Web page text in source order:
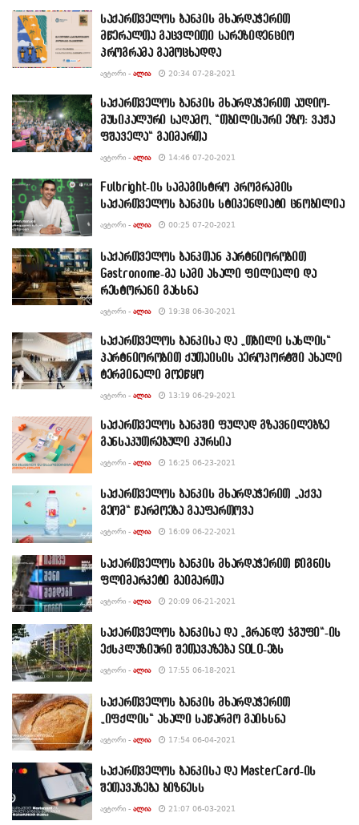
საქართველოს ბანკის მხარდაჭერით
მწერალთა გაცვლითი სარეზიდენციო
პროგრამა გამოცხადდა
ᲐᲕᲢᲝᲠᲘ - ᲐᲚᲘᲐ 20:34 07-28-2021
საქართველოს ბანკის მხარდაჭერით აუდიო-
მუსიკალური საღამო, “თბილისური ეზო: ვაჟა
ფშაველა“ გაიმართა
ᲐᲕᲢᲝᲠᲘ - ᲐᲚᲘᲐ 14:46 07-20-2021
Fulbright-ის სამაგისტრო პროგრამის
საქართველოს ბანკის სტიპენდიატი ცნობილია
ᲐᲕᲢᲝᲠᲘ - ᲐᲚᲘᲐ 00:25 07-20-2021
საქართველოს ბანკთან პარტნიორობით
Gastronome-მა სამი ახალი ფილიალი და
რესტორანი გახსნა
ᲐᲕᲢᲝᲠᲘ - ᲐᲚᲘᲐ 19:38 06-30-2021
საქართველოს ბანკისა და „თბილი სახლის“
პარტნიორობით ქუთაისის აეროპორტში ახალი
ტერმინალი მოეწყო
ᲐᲕᲢᲝᲠᲘ - ᲐᲚᲘᲐ 13:19 06-29-2021
საქართველოს ბანკში ფულად გზავნილებზე
განსაკუთრებული კურსია
ᲐᲕᲢᲝᲠᲘ - ᲐᲚᲘᲐ 16:25 06-23-2021
საქართველოს ბანკის მხარდაჭერით „აქვა
გეომ“ წარმოება გააფართოვა
ᲐᲕᲢᲝᲠᲘ - ᲐᲚᲘᲐ 16:09 06-22-2021
საქართველოს ბანკის მხარდაჭერით წიგნის
ფლიმარკეტი გაიმართა
ᲐᲕᲢᲝᲠᲘ - ᲐᲚᲘᲐ 20:09 06-21-2021
საქართველოს ბანკისა და „გრანდე ჯგუფი“-ის
ექსკლუზიური შეთავაზება SOLO-ებს
ᲐᲕᲢᲝᲠᲘ - ᲐᲚᲘᲐ 17:55 06-18-2021
საქართველოს ბანკის მხარდაჭერით
„იფქლის“ ახალი საწარმო გაიხსნა
ᲐᲕᲢᲝᲠᲘ - ᲐᲚᲘᲐ 17:54 06-04-2021
საქართველოს ბანკისა და MasterCard-ის
შეთავაზება ბიზნესს
ᲐᲕᲢᲝᲠᲘ - ᲐᲚᲘᲐ 21:07 06-03-2021